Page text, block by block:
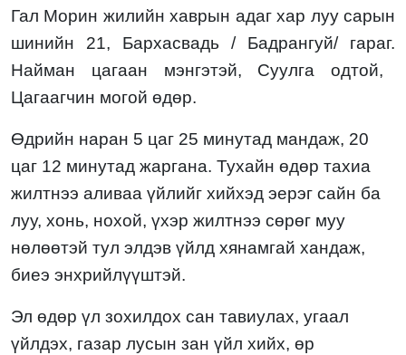
Гал Морин жилийн хаврын адаг хар луусарын
шинийн 21, Бархасвадь / Бадрангуй/гараг.
Найман цагаан мэнгэтэй, Суулгаодтой,
Цагаагчин могой өдөр.
Өдрийн наран 5 цаг 25 минутад мандаж, 20
цаг 12 минутад жаргана. Тухайн өдөр тахиа
жилтнээ аливаа үйлийг хийхэд эерэг сайн ба
луу, хонь, нохой, үхэр жилтнээ сөрөг муу
нөлөөтэй тул элдэв үйлд хянамгай хандаж,
биеэ энхрийлүүштэй.
Эл өдөр үл зохилдох сан тавиулах, угаал
үйлдэх, газар лусын зан үйл хийх, өр